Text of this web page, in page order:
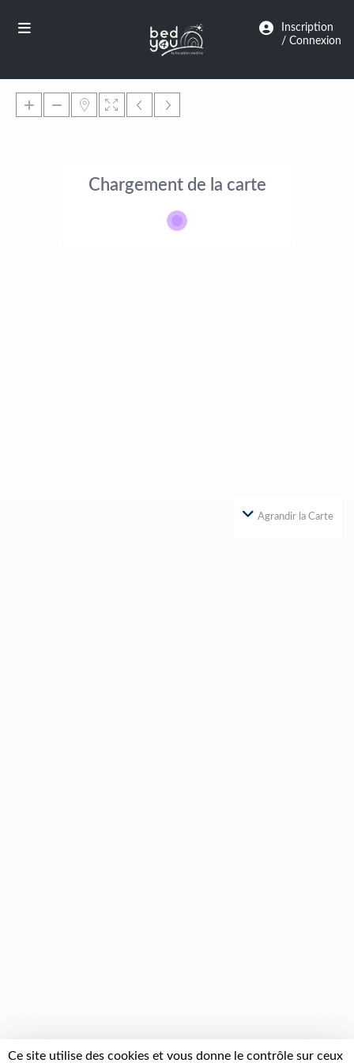
Inscription
/ Connexion
Chargement de la carte
Agrandir la Carte
Ce site utilise des cookies et vous donne le contrôle sur ceux